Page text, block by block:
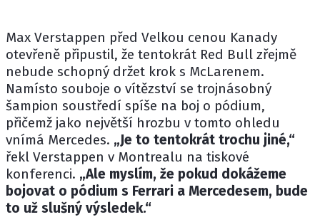
Max Verstappen před Velkou cenou Kanady
otevřeně připustil, že tentokrát Red Bull zřejmě
nebude schopný držet krok s McLarenem.
Namísto souboje o vítězství se trojnásobný
šampion soustředí spíše na boj o pódium,
přičemž jako největší hrozbu v tomto ohledu
vnímá Mercedes. „Je to tentokrát trochu jiné,“
řekl Verstappen v Montrealu na tiskové
konferenci. „Ale myslím, že pokud dokážeme
bojovat o pódium s Ferrari a Mercedesem, bude
to už slušný výsledek.“